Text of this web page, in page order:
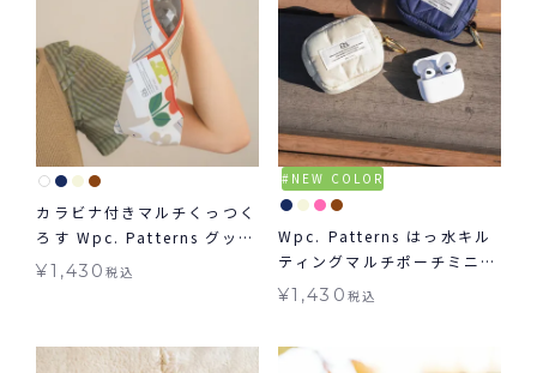
カラビナ付きマルチくっつく
ろす Wpc. Patterns グッズ
ギフト対象 ≪メール便対象
¥1,430税込
NEW COLOR
Wpc. Patterns はっ水キル
ティングマルチポーチミニ
グッズ ギフト対象
¥1,430 税込